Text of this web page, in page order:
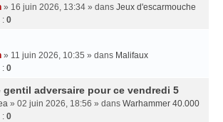
» 16 juin 2026, 13:34 » dans Jeux d'escarmouche
: 0
» 11 juin 2026, 10:35 » dans Malifaux
: 0
gentil adversaire pour ce vendredi 5
» 02 juin 2026, 18:56 » dans Warhammer 40.000
: 0